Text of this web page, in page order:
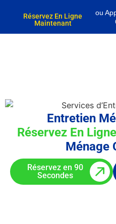
ou
Réservez En Ligne
Maintenant
Entretien
Réservez En Ligne
Ménage
Réservez en 90
Secondes